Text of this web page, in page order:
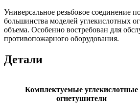
Универсальное резьбовое соединение
большинства моделей углекислотных
объема. Особенно востребован для
противопожарного оборудования.
Детали
Комплектуемые углекислотные
огнетушители